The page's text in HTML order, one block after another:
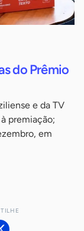
do Prêmio
e da TV
premiação;
em